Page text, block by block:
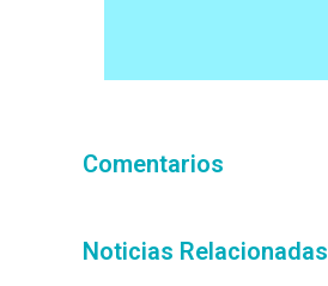
Comentarios
Noticias Relacionadas